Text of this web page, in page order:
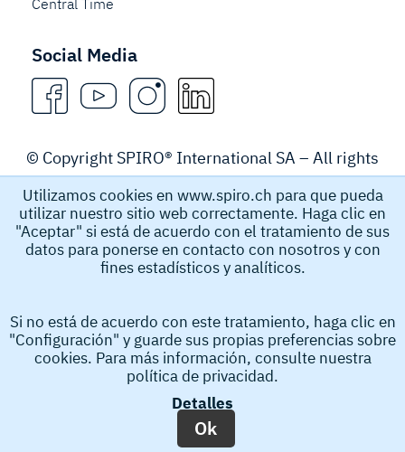
Social Media
© Copyright SPIRO® International SA – All rights
reserved.
Legal Notice
Spiro International SA recopila y almacena datos
electrónico y el número de teléfono que los usuarios nos
envían para obtener información de nosotros. Estos
datos personales nos ayudan a procesar su solicitud. Al
enviar la solicitud, acepta la recopilación y el
almacenamiento de sus datos personales.
Utilizamos cookies en www.spiro.ch para que pueda
utilizar nuestro sitio web correctamente. Haga clic en
"Aceptar" si está de acuerdo con el tratamiento de sus
datos para ponerse en contacto con nosotros y con
fines estadísticos y analíticos.
Si no está de acuerdo con este tratamiento, haga clic en
"Configuración" y guarde sus propias preferencias sobre
cookies. Para más información, consulte nuestra
política de privacidad.
Detalles
Ok